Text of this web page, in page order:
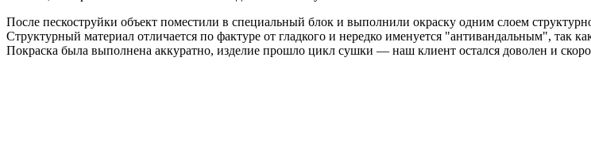
После пескоструйки объект поместили в специальный блок и выполнили окраску одним слоем
Структурный материал отличается по фактуре от гладкого и нередко именуется "антивандальным", так
Покраска была выполнена аккуратно, изделие прошло цикл сушки — наш клиент остался доволен и